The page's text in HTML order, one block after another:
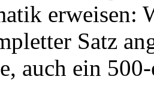
erweisen:
Satz
auch ein